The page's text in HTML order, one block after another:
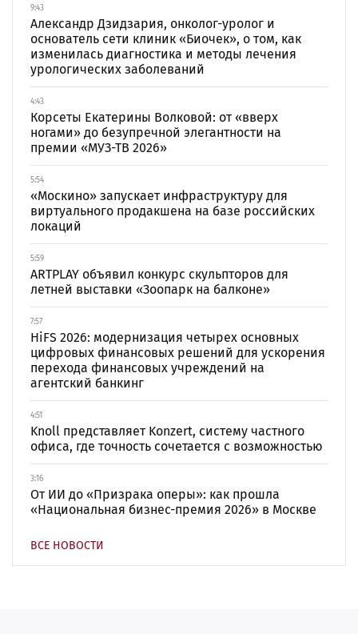
9:43
Александр Дзидзария, онколог-уролог и
основатель сети клиник «Биочек», о том, как
изменилась диагностика и методы лечения
урологических заболеваний
4:43
Корсеты Екатерины Волковой: от «вверх
ногами» до безупречной элегантности на
премии «МУЗ-ТВ 2026»
5:54
«Москино» запускает инфраструктуру для
виртуального продакшена на базе российских
локаций
5:59
ARTPLAY объявил конкурс скульпторов для
летней выставки «Зоопарк на балконе»
7:57
HiFS 2026: модернизация четырех основных
цифровых финансовых решений для ускорения
перехода финансовых учреждений на
агентский банкинг
4:51
Knoll представляет Konzert, систему частного
офиса, где точность сочетается с возможностью
3:16
От ИИ до «Призрака оперы»: как прошла
«Национальная бизнес-премия 2026» в Москве
ВСЕ НОВОСТИ